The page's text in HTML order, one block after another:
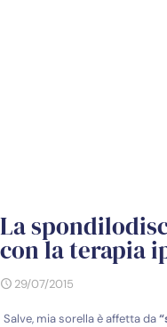
La
con la terapia
29/07/2015
Salve, mia sorella è affetta da